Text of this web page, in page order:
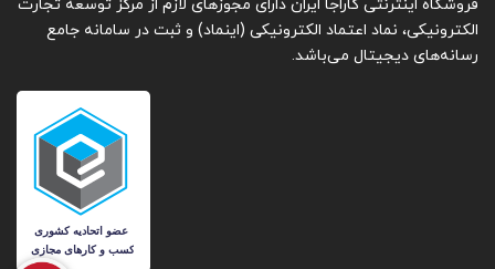
فروشگاه اینترنتی کاراجا ایران دارای مجوزهای لازم از مرکز توسعه تجارت
الکترونیکی، نماد اعتماد الکترونیکی (اینماد) و ثبت در سامانه جامع
رسانه‌های دیجیتال می‌باشد.